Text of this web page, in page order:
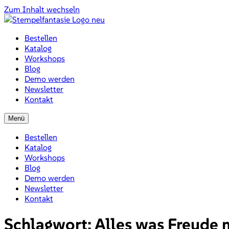
Zum Inhalt wechseln
Bestellen
Katalog
Workshops
Blog
Demo werden
Newsletter
Kontakt
Menü
Bestellen
Katalog
Workshops
Blog
Demo werden
Newsletter
Kontakt
Schlagwort:Alles was Freude